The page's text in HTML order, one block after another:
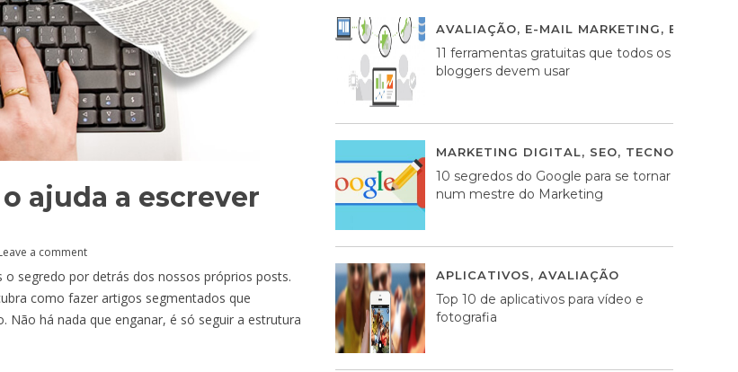
ajuda a escrever
a comment
segredo por detrás dos nossos próprios posts.
como fazer artigos segmentados que
há nada que enganar, é só seguir a estrutura
AVALIAÇÃO, E-MAIL MARKETING,
11 ferramentas gratuitas que todos os
bloggers devem usar
MARKETING DIGITAL, SEO, TECNOLOGIA
10 segredos do Google para se tornar
num mestre do Marketing
APLICATIVOS, AVALIAÇÃO
Top 10 de aplicativos para vídeo e
fotografia